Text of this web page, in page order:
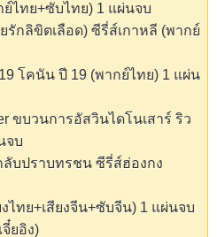
ย์ไทย+ซับไทย) 1 แผ่นจบ
รักลิขิตเลือด) ซีรี่ส์เกาหลี (พากย์
โคนัน ปี 19 (พากย์ไทย) 1 แผ่น
ขบวนการอัสวินไดโนเสาร์ ริว
จบ
ลับปราบทรชน ซีรี่ส์ฮ่องกง
ไทย+เสียงจีน+ซับจีน) 1 แผ่นจบ
ยอิง)